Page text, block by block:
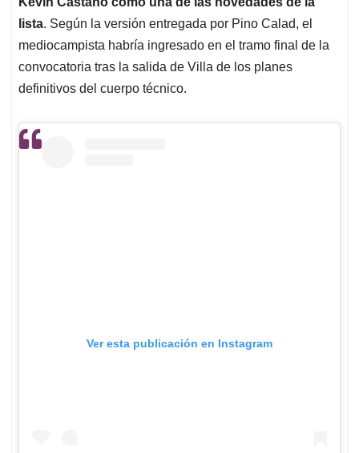
lista. Según la versión entregada por Pino Calad, el
mediocampista habría ingresado en el tramo final de la
convocatoria tras la salida de Villa de los planes
definitivos del cuerpo técnico.
Ver esta publicación en Instagram